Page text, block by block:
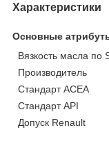
Характеристики
Основные
Вязкость масла по
Производитель
Стандарт ACEA
Стандарт API
Допуск Renault